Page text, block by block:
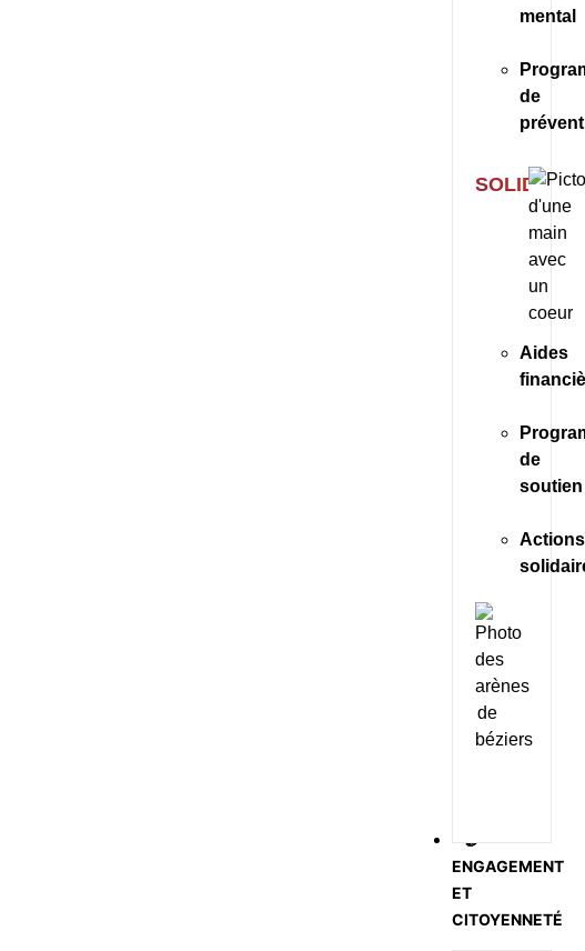
mental
de
Aides
de
soutien
Actions
🤝
ENGAGEMENT
ET
CITOYENNETÉ